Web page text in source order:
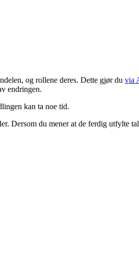
og rollene deres. Dette gjør du via
endringen.
kan ta noe tid.
du mener at de ferdig utfylte